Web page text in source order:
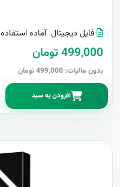
فایل دیجیتال آماده استفاده
499,000 تومان
بدون مالیات: 499,000 تومان
افزودن به سبد